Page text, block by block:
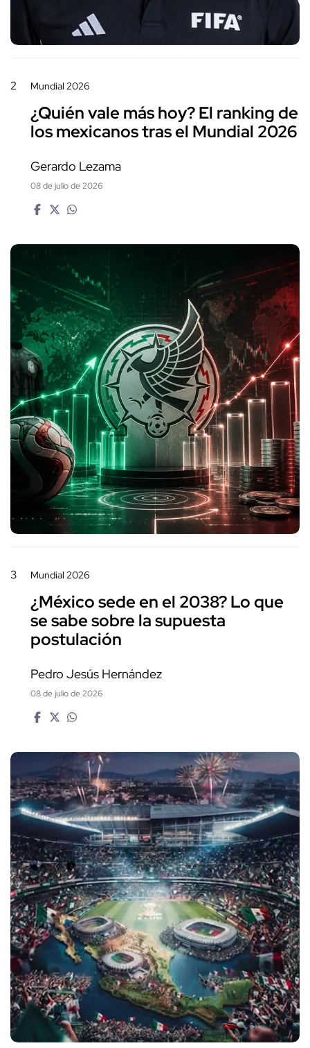
2 Mundial 2026
¿Quién vale más hoy? El ranking de
los mexicanos tras el Mundial 2026
Gerardo Lezama
08 de julio de 2026
3 Mundial 2026
¿México sede en el 2038? Lo que
se sabe sobre la supuesta
postulación
Pedro Jesús Hernández
08 de julio de 2026